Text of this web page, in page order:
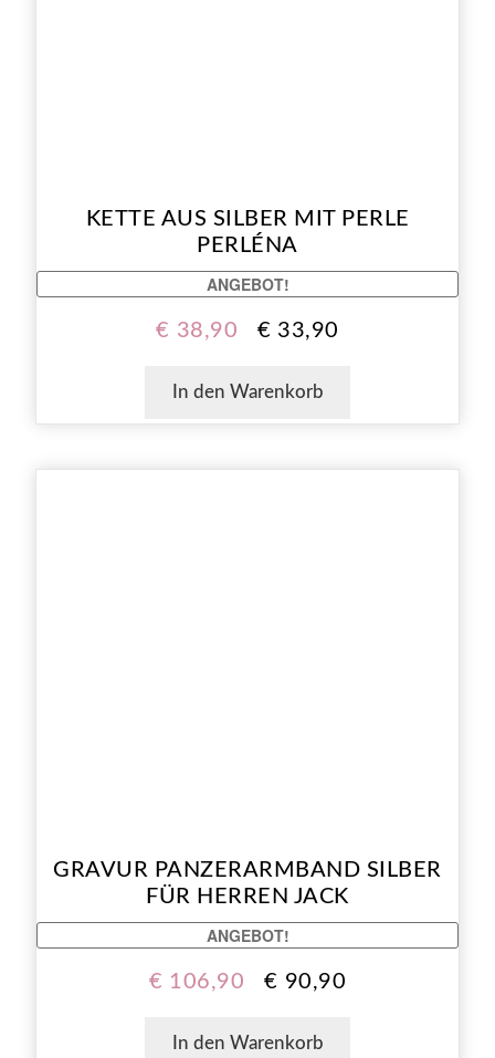
KETTE AUS SILBER MIT PERLE
PERLÉNA
ANGEBOT!
€ 38,90 € 33,90
In den Warenkorb
GRAVUR PANZERARMBAND SILBER
FÜR HERREN JACK
ANGEBOT!
€ 106,90 € 90,90
In den Warenkorb